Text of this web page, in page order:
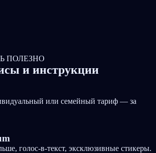
ПОЛЕЗНО
и инструкции
или семейный тариф — за
голос-в-текст, эксклюзивные стикеры.